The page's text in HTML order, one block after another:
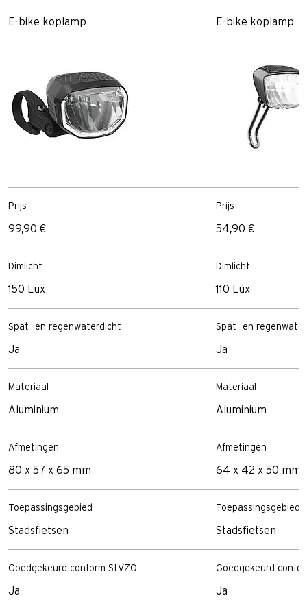
E-bike koplamp
Prijs
99,90 €
Dimlicht
150 Lux
Spat- en regenwaterdicht
Ja
Materiaal
Aluminium
Afmetingen
80 x 57 x 65 mm
Toepassingsgebied
Stadsfietsen
Goedgekeurd conform StVZO
Ja
E-bike koplamp
Prijs
54,90 €
Dimlicht
110 Lux
Spat- en
Ja
Materiaal
Aluminium
Afmetingen
64 x 42 x 50 mm
Toepassingsgebied
Stadsfietsen
Goedgekeurd
Ja